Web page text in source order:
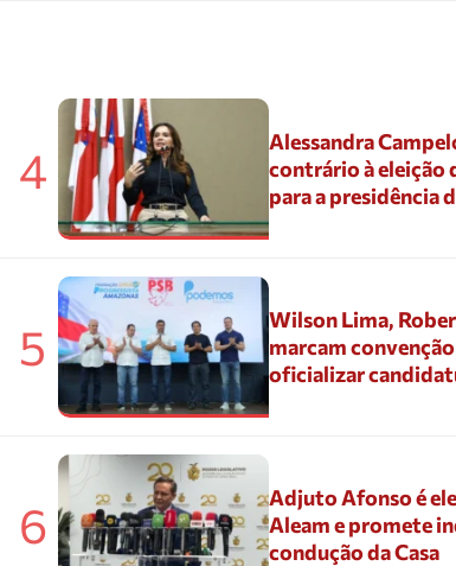
4
Alessandra
contrário à eleição
para a presidência
5
Wilson Lima,
marcam
oficializar
6
Adjuto Afonso é
Aleam e promete
condução da Casa